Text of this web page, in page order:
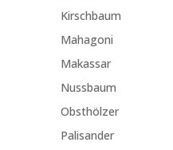
Kirschbaum
Mahagoni
Makassar
Nussbaum
Obsthölzer
Palisander